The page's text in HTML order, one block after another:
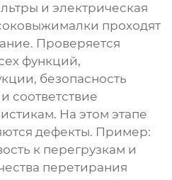
и электрическая
проходят
Проверяется
функций,
безопасность
соответствие
На этом этапе
дефекты. Пример:
к перегрузкам и
перетирания